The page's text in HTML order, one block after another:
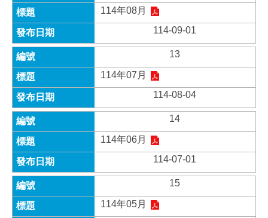
114年08月
114-09-01
13
114年07月
114-08-04
14
114年06月
114-07-01
15
114年05月